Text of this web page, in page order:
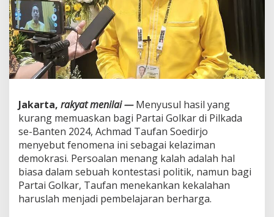
e
n
A
c
h
m
a
T
a
u
f
a
n
:
‘
I
n
Jakarta, rakyat menilai —Menyusul hasil yang
kurang memuaskan bagi Partai Golkar di Pilkada
se-Banten 2024, Achmad Taufan Soedirjo
menyebut fenomena ini sebagai kelaziman
demokrasi. Persoalan menang kalah adalah hal
biasa dalam sebuah kontestasi politik, namun bagi
Partai Golkar, Taufan menekankan kekalahan
haruslah menjadi pembelajaran berharga.